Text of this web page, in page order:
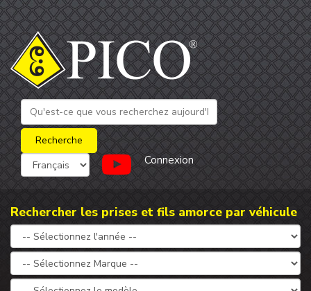
Connexion
Rechercher les prises et fils amorce par véhicule